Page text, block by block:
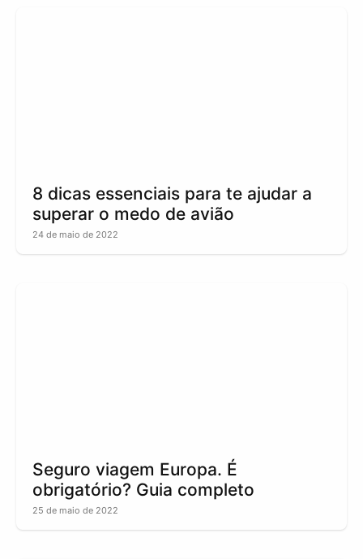
8 dicas essenciais para te ajudar a
superar o medo de avião
24 de maio de 2022
Seguro viagem Europa. É
obrigatório? Guia completo
25 de maio de 2022